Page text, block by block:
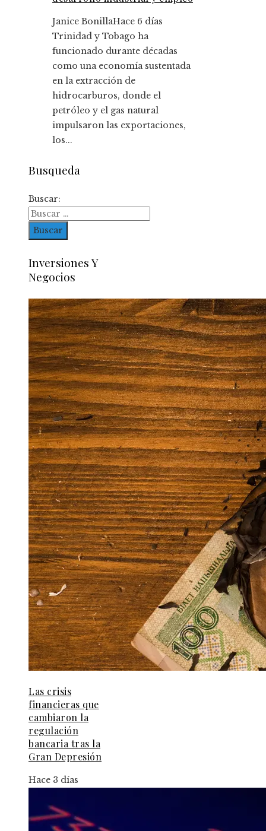
Janice BonillaHace 6 días
Trinidad y Tobago ha
funcionado durante décadas
como una economía sustentada
en la extracción de
hidrocarburos, donde el
petróleo y el gas natural
impulsaron las exportaciones,
los...
Busqueda
Buscar:
Inversiones Y
Negocios
Las crisis
financieras que
cambiaron la
regulación
bancaria tras la
Gran Depresión
Hace 3 días